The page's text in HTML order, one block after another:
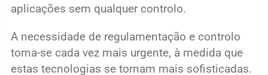
aplicações sem qualquer controlo.
A necessidade de regulamentação e controlo
torna-se cada vez mais urgente, à medida que
estas tecnologias se tornam mais sofisticadas.